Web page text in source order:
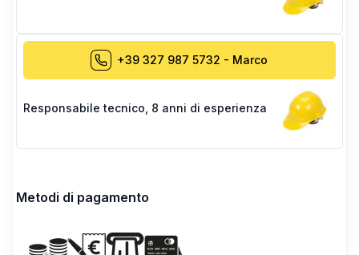
+39 327 987 5732 - Marco
Responsabile tecnico 8 anni di esperienza
Metodi di pagamento